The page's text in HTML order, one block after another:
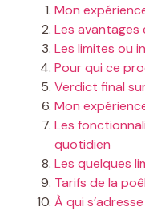
Mon
Les avantages
Les limites ou
Pour qui ce
Verdict final
Mon
Les
quotidien
Les quelques
Tarifs de la
À qui